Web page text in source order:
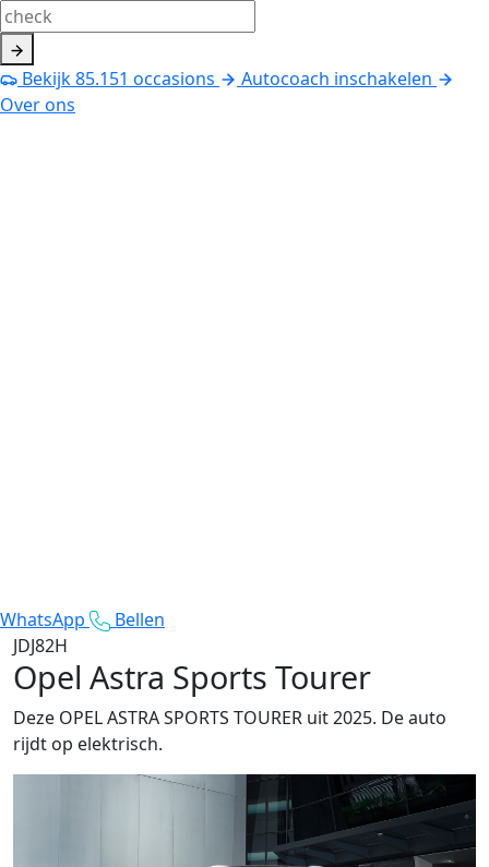
Bekijk85.151 occasions
Autocoach inschakelen
Over ons
WhatsApp
Bellen
JDJ82H
Opel Astra Sports Tourer
Deze OPEL ASTRA SPORTS TOURER uit 2025. De auto
rijdt op elektrisch.